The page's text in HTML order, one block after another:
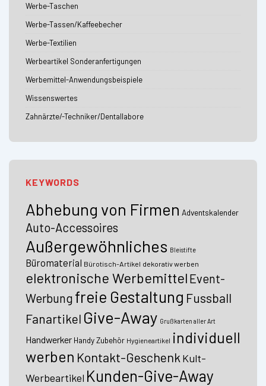
Werbe-Taschen
Werbe-Tassen/Kaffeebecher
Werbe-Textilien
Werbeartikel Sonderanfertigungen
Werbemittel-Anwendungsbeispiele
Wissenswertes
Zahnärzte/-Techniker/Dentallabore
KEYWORDS
Abhebung von Firmen Adventskalender
Auto-Accessoires
Außergewöhnliches Bleistifte
Büromaterial Bürotisch-Artikel dekorativ werben
elektronische Werbemittel Event-
Werbung freie Gestaltung Fussball
Fanartikel Give-Away Grußkarten aller Art
Handwerker Handy Zubehör Hygieneartikel individuell
werben Kontakt-Geschenk Kult-
Werbeartikel Kunden-Give-Away